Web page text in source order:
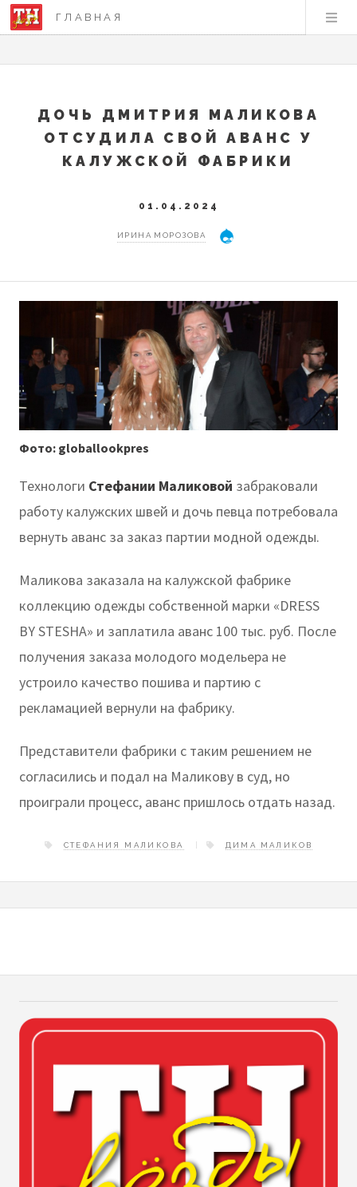
ГЛАВНАЯ
ДОЧЬ ДМИТРИЯ МАЛИКОВА
ОТСУДИЛА СВОЙ АВАНС У
КАЛУЖСКОЙ ФАБРИКИ
01.04.2024
ИРИНА МОРОЗОВА
Фото: globallookpres
Технологи Стефании Маликовой забраковали
работу калужских швей и дочь певца потребовала
вернуть аванс за заказ партии модной одежды.
Маликова заказала на калужской фабрике
коллекцию одежды собственной марки «DRESS
BY STESHA» и заплатила аванс 100 тыс. руб. После
получения заказа молодого модельера не
устроило качество пошива и партию с
рекламацией вернули на фабрику.
Представители фабрики с таким решением не
согласились и подал на Маликову в суд, но
проиграли процесс, аванс пришлось отдать назад.
СТЕФАНИЯ МАЛИКОВА ДИМА МАЛИКОВ